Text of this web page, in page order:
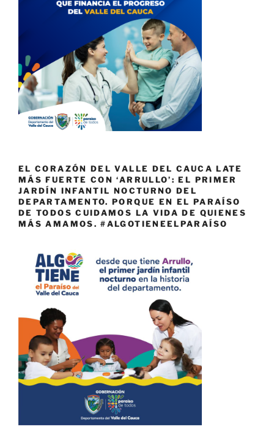
EL CORAZÓN DEL VALLE DEL CAUCA LATE
MÁS FUERTE CON ‘ARRULLO’: EL PRIMER
JARDÍN INFANTIL NOCTURNO DEL
DEPARTAMENTO. PORQUE EN EL PARAÍSO
DE TODOS CUIDAMOS LA VIDA DE QUIENES
MÁS AMAMOS. #ALGOTIENEELPARAÍSO